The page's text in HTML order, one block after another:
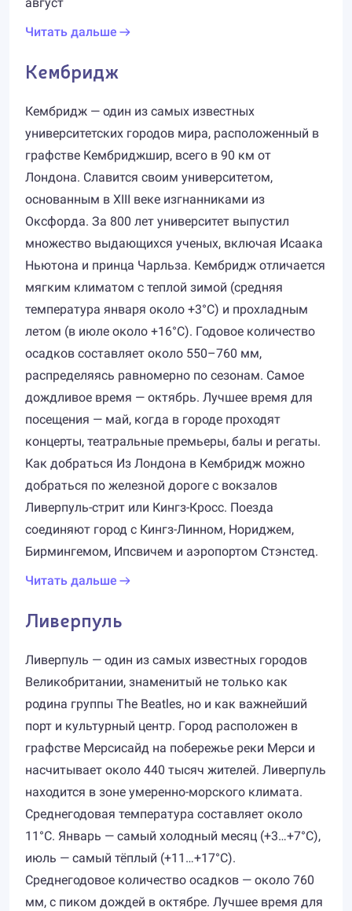
Читать дальше
Кембридж
Кембридж — один из самых известных
университетских городов мира, расположенный в
графстве Кембриджшир, всего в 90 км от
Лондона. Славится своим университетом,
основанным в XIII веке изгнанниками из
Оксфорда. За 800 лет университет выпустил
множество выдающихся ученых, включая Исаака
Ньютона и принца Чарльза. Кембридж отличается
мягким климатом с теплой зимой (средняя
температура января около +3°C) и прохладным
летом (в июле около +16°C). Годовое количество
осадков составляет около 550–760 мм,
распределяясь равномерно по сезонам. Самое
дождливое время — октябрь. Лучшее время для
посещения — май, когда в городе проходят
концерты, театральные премьеры, балы и регаты.
Как добраться Из Лондона в Кембридж можно
добраться по железной дороге с вокзалов
Ливерпуль-стрит или Кингз-Кросс. Поезда
соединяют город с Кингз-Линном, Нориджем,
Бирмингемом, Ипсвичем и аэропортом Стэнстед.
Читать дальше
Ливерпуль
Ливерпуль — один из самых известных городов
Великобритании, знаменитый не только как
родина группы The Beatles, но и как важнейший
порт и культурный центр. Город расположен в
графстве Мерсисайд на побережье реки Мерси и
насчитывает около 440 тысяч жителей. Ливерпуль
находится в зоне умеренно-морского климата.
Среднегодовая температура составляет около
11°C. Январь — самый холодный месяц (+3…+7°C),
июль — самый тёплый (+11…+17°C).
Среднегодовое количество осадков — около 760
мм, с пиком дождей в октябре. Лучшее время для